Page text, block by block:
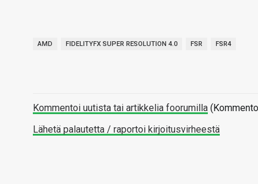
AMD FIDELITYFX SUPER RESOLUTION 4.0 FSR FSR4
Kommentoi uutista tai artikkelia foorumilla
Lähetä palautetta / raportoi kirjoitusvirheestä